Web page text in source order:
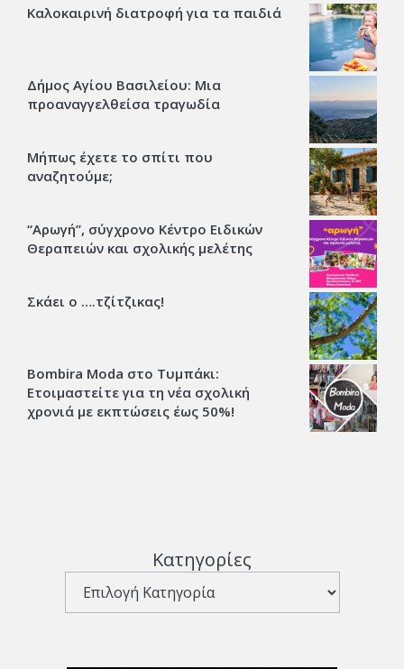
Καλοκαιρινή διατροφή για τα παιδιά
Δήμος Αγίου Βασιλείου: Μια
προαναγγελθείσα τραγωδία
Μήπως έχετε το σπίτι που
αναζητούμε;
“Αρωγή”, σύγχρονο Κέντρο Ειδικών
Θεραπειών και σχολικής μελέτης
Σκάει ο ….τζίτζικας!
Bombira Moda στο Τυμπάκι:
Ετοιμαστείτε για τη νέα σχολική
χρονιά με εκπτώσεις έως 50%!
Κατηγορίες